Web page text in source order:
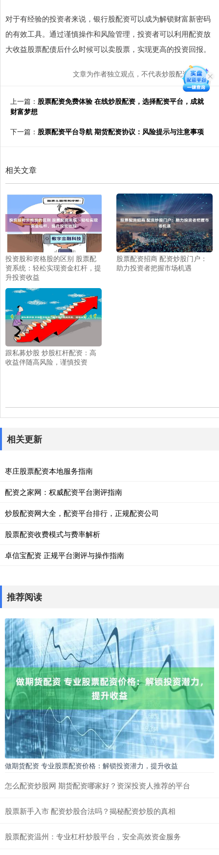
对于有经验的投资者来说，银行股配资可以成为解锁财富新密码
的有效工具。通过谨慎操作和风险管理，投资者可以利用配资放
大收益股票配债后什么时候可以卖股票，实现更高的投资回报。
文章为作者独立观点，不代表炒股配资网观点
上一篇： 股票配资免费体验 在线炒股配资，选择配资平台，成就
财富梦想
下一篇： 股票配资平台导航 期货配资协议：风险提示与注意事项
相关文章
投资股和资格股的区别 股票配
资系统：轻松实现资金杠杆，提
升投资收益
股票配资招商 配资炒股门户：
助力投资者把握市场机遇
跟私募炒股 炒股杠杆配资：高
收益伴随高风险，谨慎投资
相关更新
枣庄股票配资本地服务指南
配资之家网：权威配资平台测评指南
炒股配资网大全，配资平台排行，正规配资公司
股票配资收费模式与费率解析
卓信宝配资 正规平台测评与操作指南
推荐阅读
做期货配资 专业股票配资价格：解锁投资潜力，提升收益
怎么配资炒股网 期货配资哪家好？资深投资人推荐的平台
股票新手入市 配资炒股合法吗？揭秘配资炒股的真相
股票配资温州：专业杠杆炒股平台，安全高效资金服务